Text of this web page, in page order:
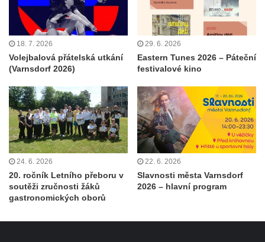
18. 7. 2026
Volejbalová přátelská utkání
(Varnsdorf 2026)
29. 6. 2026
Eastern Tunes 2026 – Páteční
festivalové kino
24. 6. 2026
20. ročník Letního přeboru v
soutěži zručnosti žáků
gastronomických oborů
22. 6. 2026
Slavnosti města Varnsdorf
2026 – hlavní program